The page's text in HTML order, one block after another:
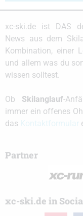
xc-ski.de ist DAS
News aus dem
Kombination, einer
und allem was du
wissen solltest.
Ob Skilanglauf-
immer ein offenes
das
Partner
xc-ski.de in